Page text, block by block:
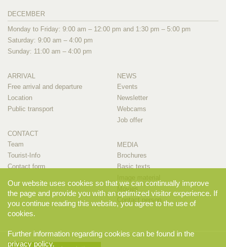
DECEMBER
Monday to Friday: 9:00 am – 12:00 pm and 1:30 pm – 5:00 pm
Saturday: 9:00 am – 4:00 pm
Sunday: 11:00 am – 4:00 pm
ARRIVAL
Free arrival and departure
Location
Public transport
CONTACT
Team
Tourist-Info
Contact form
NEWS
Events
Newsletter
Webcams
Job offer
MEDIA
Brochures
Basic texts
Movies
Contact person
Our website uses cookies so that we can continually improve
the page and provide you with an optimized visitor experience. If
you continue reading this website, you agree to the use of
cookies.
Further information regarding cookies can be found in the
privacy policy.